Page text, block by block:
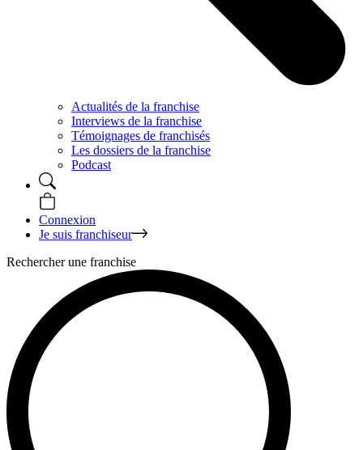
Actualités de la franchise
Interviews de la franchise
Témoignages de franchisés
Les dossiers de la franchise
Podcast
Connexion
Je suis franchiseur
Rechercher une franchise